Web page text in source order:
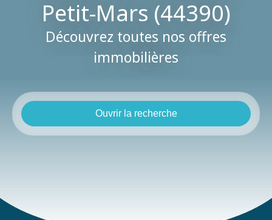
Petit-Mars (44390)
Découvrez toutes nos offres
immobilières
Ouvrir la recherche
Localisation